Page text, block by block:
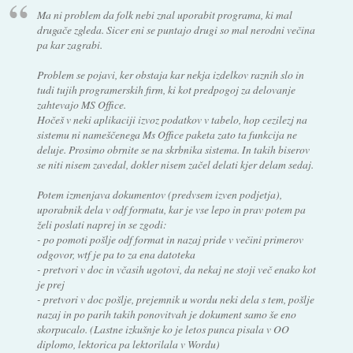
Ma ni problem da folk nebi znal uporabit programa, ki mal
drugače zgleda. Sicer eni se puntajo drugi so mal nerodni večina
pa kar zagrabi.
Problem se pojavi, ker obstaja kar nekja izdelkov raznih slo in
tudi tujih programerskih firm, ki kot predpogoj za delovanje
zahtevajo MS Office.
Hočeš v neki aplikaciji izvoz podatkov v tabelo, hop cezilezj na
sistemu ni nameščenega Ms Office paketa zato ta funkcija ne
deluje. Prosimo obrnite se na skrbnika sistema. In takih biserov
se niti nisem zavedal, dokler nisem začel delati kjer delam sedaj.
Potem izmenjava dokumentov (predvsem izven podjetja),
uporabnik dela v odf formatu, kar je vse lepo in prav potem pa
želi poslati naprej in se zgodi:
- po pomoti pošlje odf format in nazaj pride v večini primerov
odgovor, wtf je pa to za ena datoteka
- pretvori v doc in včasih ugotovi, da nekaj ne stoji več enako kot
je prej
- pretvori v doc pošlje, prejemnik u wordu neki dela s tem, pošlje
nazaj in po parih takih ponovitvah je dokument samo še eno
skorpucalo. (Lastne izkušnje ko je letos punca pisala v OO
diplomo, lektorica pa lektorilala v Wordu)